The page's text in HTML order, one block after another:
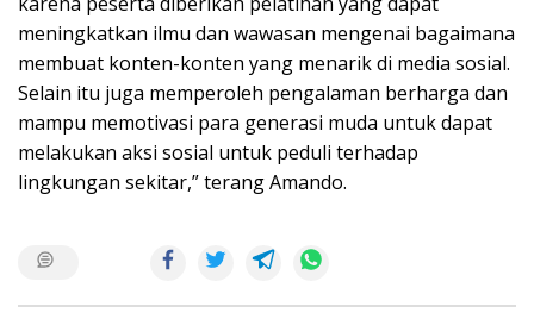
meningkatkan ilmu dan wawasan mengenai bagaimana
membuat konten-konten yang menarik di media sosial.
Selain itu juga memperoleh pengalaman berharga dan
mampu memotivasi para generasi muda untuk dapat
melakukan aksi sosial untuk peduli terhadap
lingkungan sekitar,” terang Amando.